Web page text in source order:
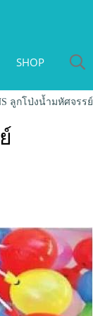
SHOP
ลูกโป่งน้ำมหัศจรรย์